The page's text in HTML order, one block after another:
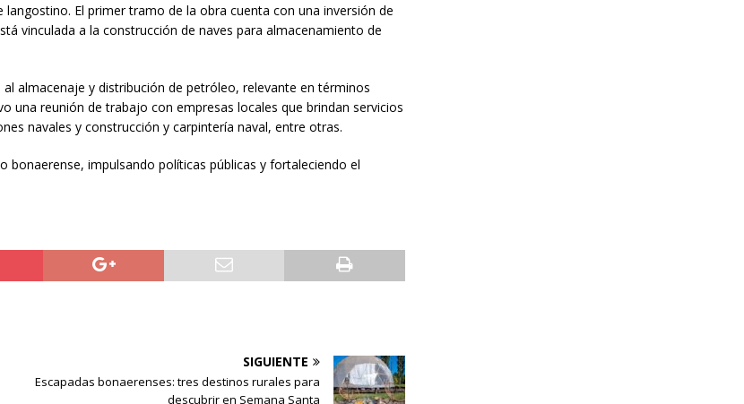
El primer tramo de la obra cuenta con una inversión de
vinculada a la construcción de naves para almacenamiento de
almacenaje y distribución de petróleo, relevante en términos
una reunión de trabajo con empresas locales que brindan servicios
navales y construcción y carpintería naval, entre otras.
impulsando políticas públicas y fortaleciendo el
SIGUIENTE
Escapadas bonaerenses: tres destinos rurales para
descubrir en Semana Santa